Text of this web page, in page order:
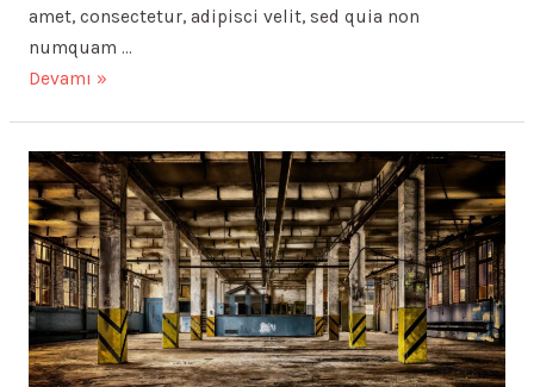
amet, consectetur, adipisci velit, sed quia non
numquam …
Etiam
eget
erat
Devamı »